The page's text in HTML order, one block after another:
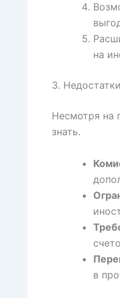
на
3.
Несмотря на
знать.
в